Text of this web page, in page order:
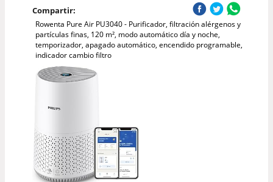
Compartir:
Rowenta Pure Air PU3040 - Purificador, filtración alérgenos y
partículas finas, 120 m², modo automático día y noche,
temporizador, apagado automático, encendido programable,
indicador cambio filtro